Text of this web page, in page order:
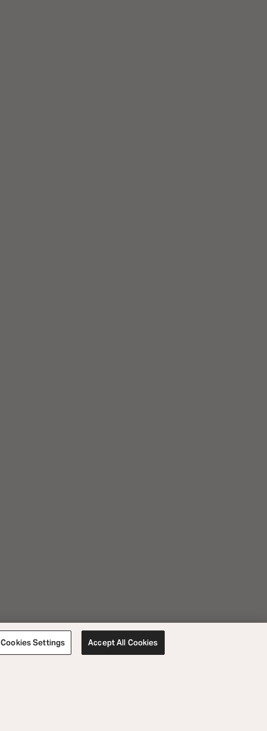
Cookies Settings Accept All Cookies